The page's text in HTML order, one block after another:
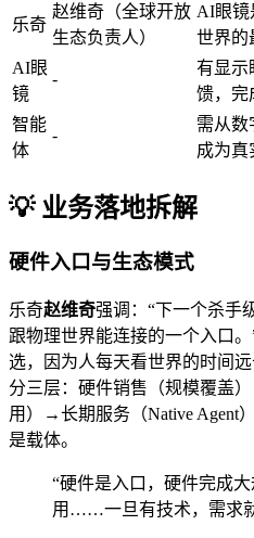
乐奇
赵维奇（全球开放
生态负责人）
AI眼镜
世界的
AI眼
镜
-
有显示
馈，完
智能
体
-
需从数
成为真
💡 业务落地拆解
硬件入口与生态模式
乐奇赵维奇强调：“下一个杀手
跟物理世界能连接的一个入口
选，因为人每天看世界的时间
分三层：硬件销售（规模覆盖
用）→长期服务（Native Agent
是载体。
“硬件是入口，硬件完成
用……一旦有技术，需求